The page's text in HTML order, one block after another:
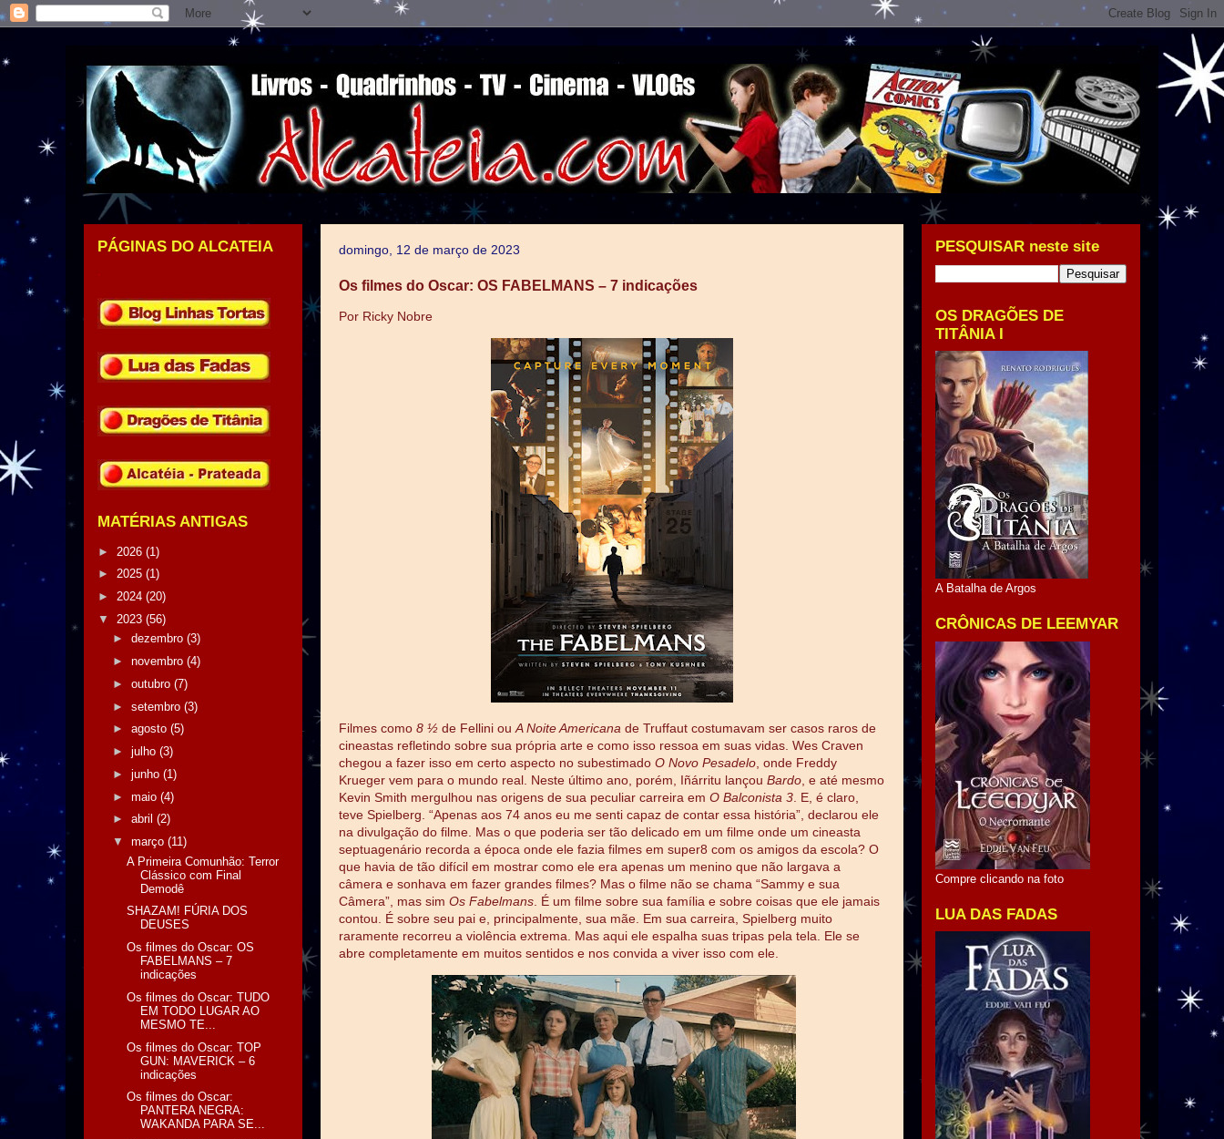
domingo, 12 de março de 2023
Os filmes do Oscar: OS FABELMANS – 7 indicações
Por Ricky Nobre
Filmes como 8 ½ de Fellini ou A Noite Americana de Truffaut costumavam ser casos raros de
cineastas refletindo sobre sua própria arte e como isso ressoa em suas vidas. Wes Craven
chegou a fazer isso em certo aspecto no subestimado O Novo Pesadelo , onde Freddy
Krueger vem para o mundo real. Neste último ano, porém, Iñárritu lançou Bardo , e até mesmo
Kevin Smith mergulhou nas origens de sua peculiar carreira em O Balconista 3 . E, é claro,
teve Spielberg. “Apenas aos 74 anos eu me senti capaz de contar essa história”, declarou ele
na divulgação do filme. Mas o que poderia ser tão delicado em um filme onde um cineasta
septuagenário recorda a época onde ele fazia filmes em super8 com os amigos da escola? O
que havia de tão difícil em mostrar como ele era apenas um menino que não largava a
câmera e sonhava em fazer grandes filmes? Mas o filme não se chama “Sammy e sua
Câmera”, mas sim Os Fabelmans . É um filme sobre sua família e sobre coisas que ele jamais
contou. É sobre seu pai e, principalmente, sua mãe. Em sua carreira, Spielberg muito
raramente recorreu a violência extrema. Mas aqui ele espalha suas tripas pela tela. Ele se
abre completamente em muitos sentidos e nos convida a viver isso com ele.
PÁGINAS DO ALCATEIA
MATÉRIAS ANTIGAS
► 2026 (1)
► 2025 (1)
► 2024 (20)
▼ 2023 (56)
► dezembro (3)
► novembro (4)
► outubro (7)
► setembro (3)
► agosto (5)
► julho (3)
► junho (1)
► maio (4)
► abril (2)
▼ março (11)
A Primeira Comunhão: Terror
Clássico com Final
Demodê
SHAZAM! FÚRIA DOS
DEUSES
Os filmes do Oscar: OS
FABELMANS – 7
indicações
Os filmes do Oscar: TUDO
EM TODO LUGAR AO
MESMO TE...
Os filmes do Oscar: TOP
GUN: MAVERICK – 6
indicações
Os filmes do Oscar:
PANTERA NEGRA:
WAKANDA PARA SE...
PESQUISAR neste site
OS DRAGÕES DE
TITÂNIA I
A Batalha de Argos
CRÔNICAS DE LEEMYAR
Compre clicando na foto
LUA DAS FADAS